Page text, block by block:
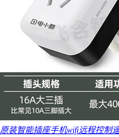
原装智能插座手机wifi远程控制